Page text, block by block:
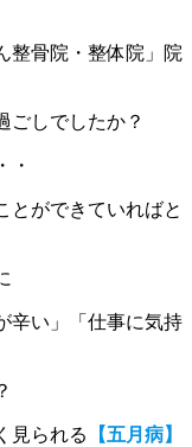
整骨院・整体院」院
ごしでしたか？
・
とができていればと
辛い」「仕事に気持
見られる
【五月病】